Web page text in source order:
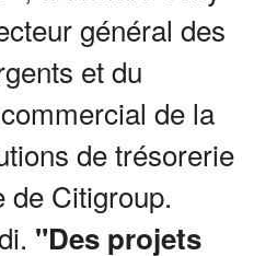
général des
et du
de la
de trésorerie
de Citigroup.
"Des projets